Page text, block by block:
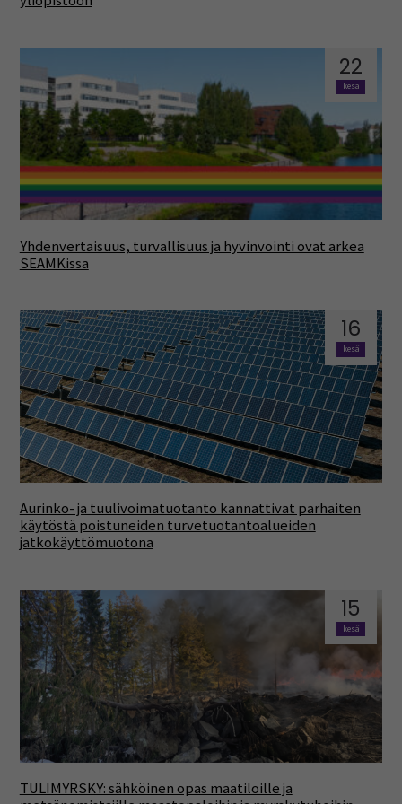
22
kesä
Yhdenvertaisuus, turvallisuus ja hyvinvointi ovat arkea
SEAMKissa
16
kesä
Aurinko- ja tuulivoimatuotanto kannattivat parhaiten
käytöstä poistuneiden turvetuotantoalueiden
jatkokäyttömuotona
15
kesä
TULIMYRSKY: sähköinen opas maatiloille ja